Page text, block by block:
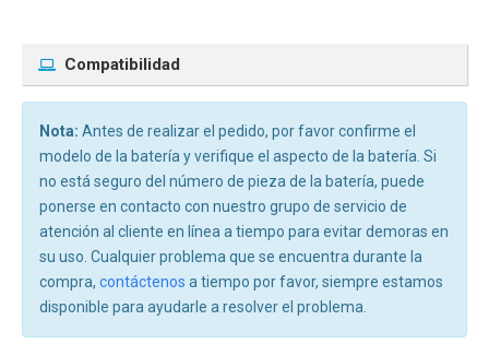
Compatibilidad
Nota: Antes de realizar el pedido, por favor confirme el
modelo de la batería y verifique el aspecto de la batería. Si
no está seguro del número de pieza de la batería, puede
ponerse en contacto con nuestro grupo de servicio de
atención al cliente en línea a tiempo para evitar demoras en
su uso. Cualquier problema que se encuentra durante la
compra, contáctenos a tiempo por favor, siempre estamos
disponible para ayudarle a resolver el problema.